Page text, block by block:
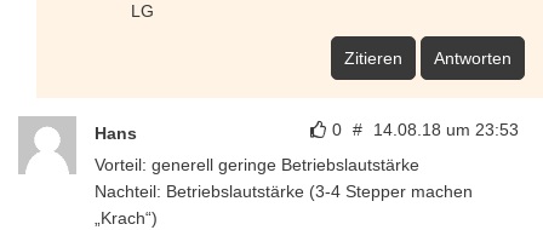
LG
Zitieren Antworten
0 # 14.08.18 um 23:53
Hans
Vorteil: generell geringe Betriebslautstärke
Nachteil: Betriebslautstärke (3-4 Stepper machen
„Krach“)